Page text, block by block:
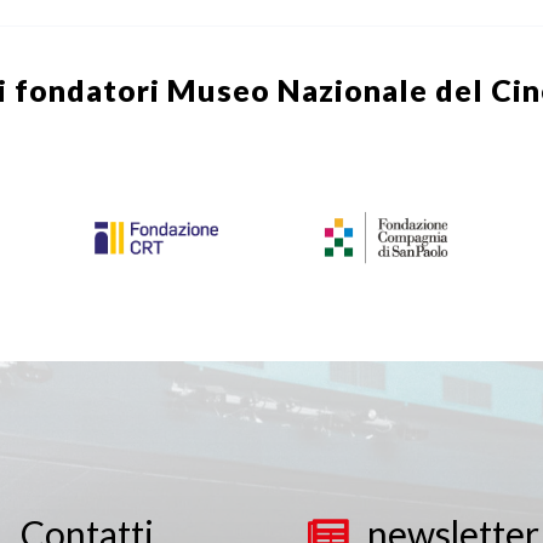
fondatori Museo Nazionale del
Contatti  newsletter